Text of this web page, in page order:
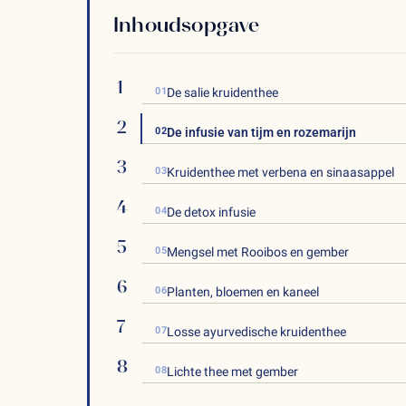
Inhoudsopgave
01De salie kruidenthee
02De infusie van tijm en rozemarijn
03Kruidenthee met verbena en sinaasappel
04De detox infusie
05Mengsel met Rooibos en gember
06Planten, bloemen en kaneel
07Losse ayurvedische kruidenthee
08Lichte thee met gember